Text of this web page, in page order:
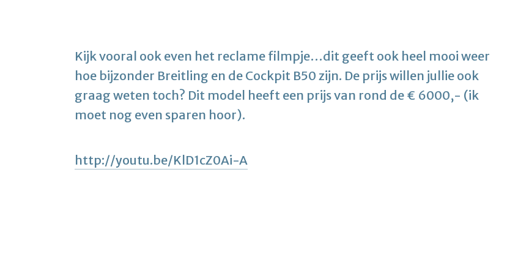
Kijk vooral ook even het reclame filmpje…dit geeft ook heel mooi weer
hoe bijzonder Breitling en de Cockpit B50 zijn. De prijs willen jullie ook
graag weten toch? Dit model heeft een prijs van rond de € 6000,- (ik
moet nog even sparen hoor).
http://youtu.be/KlD1cZ0Ai-A